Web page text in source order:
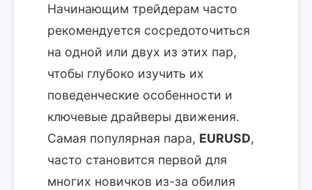
Начинающим трейдерам часто
рекомендуется сосредоточиться
на одной или двух из этих пар,
чтобы глубоко изучить их
поведенческие особенности и
ключевые драйверы движения.
Самая популярная пара, EURUSD,
часто становится первой для
многих новичков из-за обилия